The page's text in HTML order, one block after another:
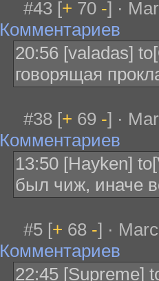
#43 [+ 70 -] ·
Комментариев
20:56 [valadas]
говорящая
#38 [+ 69 -] ·
Комментариев
13:50 [Hayken]
был чиж, иначе
#5 [+ 68 -] ·
Комментариев
22:45 [Supreme]